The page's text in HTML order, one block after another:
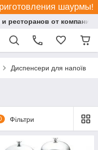
шаурмы!
ресторанов от компании
Диспенсери для напоїв
Фільтри